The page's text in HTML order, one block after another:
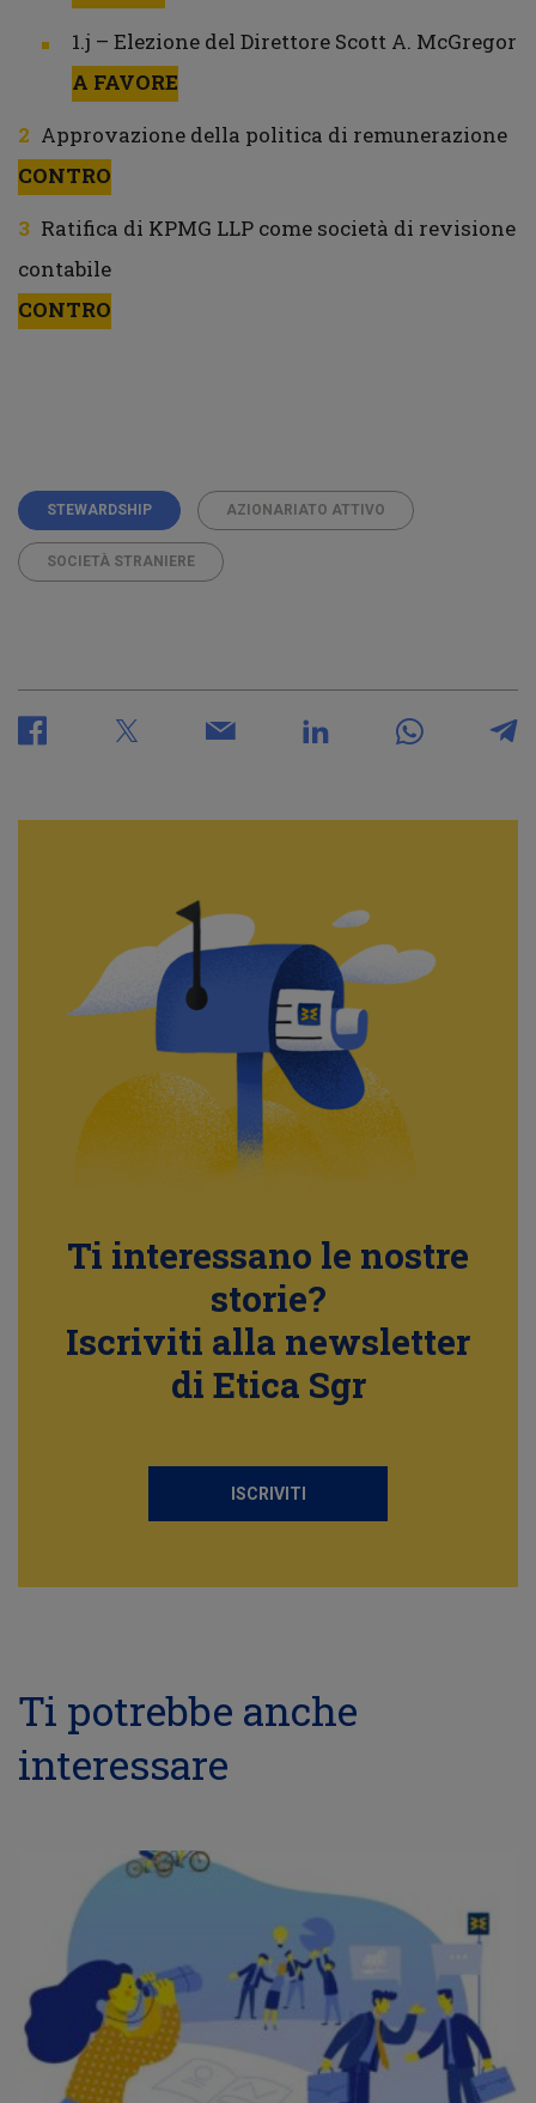
1.j – Elezione del Direttore Scott A. McGregor
A FAVORE
Approvazione della politica di remunerazione
CONTRO
Ratifica di KPMG LLP come società di revisione
contabile
CONTRO
STEWARDSHIP AZIONARIATO ATTIVO
SOCIETÀ STRANIERE
Ti interessano le nostre
storie?
Iscriviti alla newsletter
di Etica Sgr
ISCRIVITI
Ti potrebbe anche
interessare